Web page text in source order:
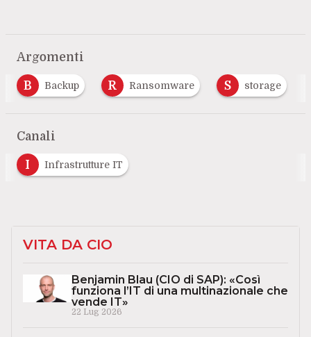
Argomenti
B Backup R Ransomware S storage
Canali
I Infrastrutture IT
VITA DA CIO
Benjamin Blau (CIO di SAP): «Così
funziona l’IT di una multinazionale che
vende IT»
22 Lug 2026